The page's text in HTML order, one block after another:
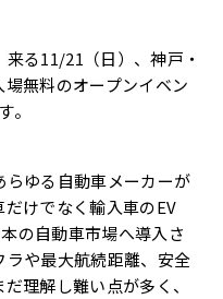
る11/21（日）、神戸・
無料のオープンイベン
。
ゆる自動車メーカーが
けでなく輸入車のEV
の自動車市場へ導入さ
や最大航続距離、安全
理解し難い点が多く、